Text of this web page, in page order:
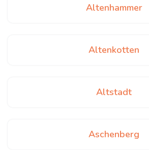
Altenhammer
Altenkotten
Altstadt
Aschenberg